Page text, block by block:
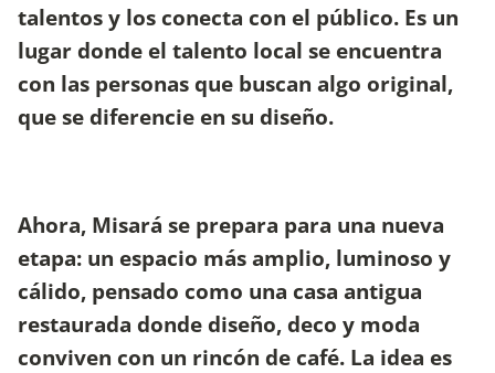
talentos y los conecta con el público. Es un
lugar donde el talento local se encuentra
con las personas que buscan algo original,
que se diferencie en su diseño.
Ahora, Misará se prepara para una nueva
etapa: un espacio más amplio, luminoso y
cálido, pensado como una casa antigua
restaurada donde diseño, deco y moda
conviven con un rincón de café. La idea es